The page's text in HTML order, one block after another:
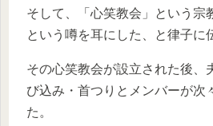
そして、「心笑教会」という宗
という噂を耳にした、と律子に
その心笑教会が設立された後、
び込み・首つりとメンバーが次
た。